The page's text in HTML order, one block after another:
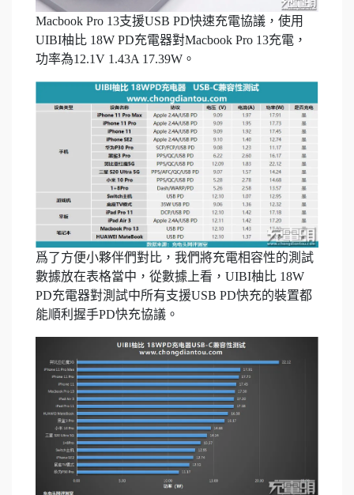
Macbook Pro 13支援USB PD快速充電協議，使用
UIBI柚比 18W PD充電器對Macbook Pro 13充電，
功率為12.1V 1.43A 17.39W。
爲了方便小夥伴們對比，我們將充電相容性的測試
數據放在表格當中，從數據上看，UIBI柚比 18W
PD充電器對測試中所有支援USB PD快充的裝置都
能順利握手PD快充協議。